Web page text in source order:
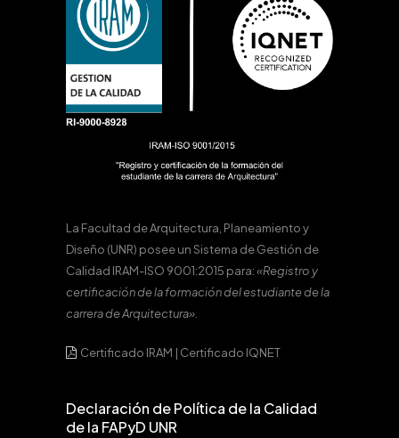
La Facultad de Arquitectura, Planeamiento y
Diseño (UNR) posee un Sistema de Gestión de
Calidad IRAM-ISO 9001:2015 para:«Registro y
certificación de la formación del estudiante de la
carrera de Arquitectura».
Certificado IRAM | Certificado IQNET
Declaración de Política de la Calidad
de la FAPyD UNR